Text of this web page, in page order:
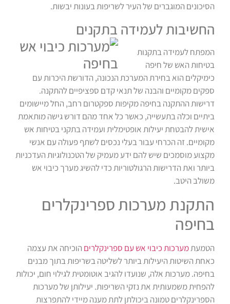
הסיכונים המוגברים של העיר לשריפות בעונות יבשות.
החשיבות לעמידה בתקנים
המפתח לעמידה בתקנות
בטיחות האש של חיפה
כימיקלים הוא בחירת המערכת הנכונה, הדורשת היכרות עם
ספקים מקומיים והבנה של תנאי קדם ספציפיים להתקנה.
דרישות ההתקנה בחיפה מקיפות ספקטרום רחב, החל מיישומים
ביתיים וכלה בתעשייה, כאשר כל אחד מהם דורש גישה מותאמת
אישית להבטחת יעילות אופטימלית ועמידה בתקני בטיחות אש
מקומיים. זה הכרחי עבור בעלי נכסים לשתף פעולה עם אנשי
מקצוע מוסמכים שיש להם ידע מעמיק של הטכנולוגיות העדכניות
ביותר ואת הדרישות הרגולטוריות כדי להשיג מערך כיבוי אש
משולב היטב.
התקנת מערכות ספרינקלרים
בחיפה
הטמעתמערכות כיבוי אש עם ספרינקלרים הוכיחה את עצמה
כאחת השיטות היעילות ביותר לשליטה בשריפות בתוך מבנים
בחיפה. מערכות אלה, שנועדו להגיב אוטומטית לגילוי חום, יכולות
להפחית משמעותית את נזקי השריפות. יעילותן של מערכות
הספרינקלרים טמונה ביכולתן לתת מענה מיידי להתפרצות